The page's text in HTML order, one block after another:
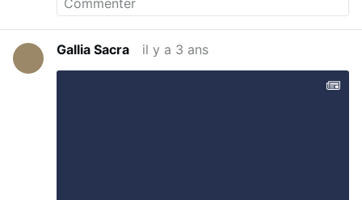
Gallia Sacra il y a 3 ans